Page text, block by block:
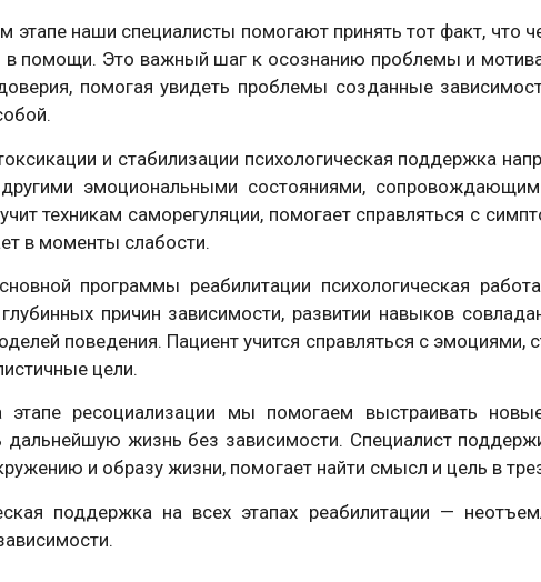
этапе наши специалисты помогают принять тот факт, что
в помощи. Это важный шаг к осознанию проблемы и
помогая увидеть проблемы созданные
и стабилизации психологическая поддержка
эмоциональными состояниями,
техникам саморегуляции, помогает справляться с
в моменты слабости.
программы реабилитации психологическая
причин зависимости, развитии навыков
поведения. Пациент учится справляться с эмоциями,
цели.
этапе ресоциализации мы помогаем выстраивать
дальнейшую жизнь без зависимости. Специалист
и образу жизни, помогает найти смысл и цель в
поддержка на всех этапах реабилитации —